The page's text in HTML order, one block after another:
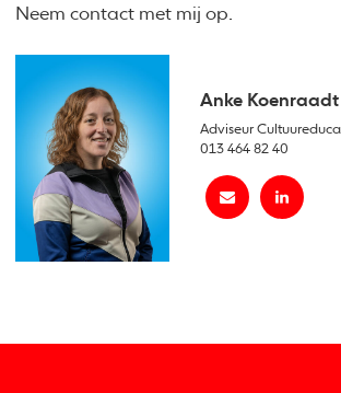
Neem contact met mij op.
Anke Koenraadt
Adviseur
013 464 82 40